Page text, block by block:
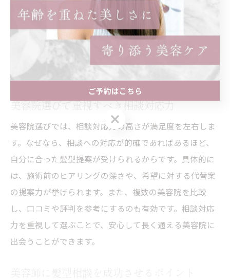
提案しやすくなるからです。例えば、「朝のセットに時
間をかけたくない」「ボリュームを抑えたい」など、日
常の悩みを具体的に話しましょう。また、イメージ画像
を持参するのも効果的です。こうした行動で、理想に近
い髪型を実現しやすくなります。
美容院選びで重視すべき相談対応力
美容院選びでは、相談対応力の高さが満足度を左右しま
す。なぜなら、相談への対応が的確であればあるほど、
自分に合った髪型提案が受けられるからです。具体的に
は、施術前のヒアリングの深さや、希望に対する代替案
の提案力が挙げられます。また、複数の美容院を比較
し、口コミや評判を参考にするのも有効です。相談対応
力を重視して選ぶことで、安心して長く通える美容院に
出会うことができます。
ご予約はこちら
ご予約はこちら